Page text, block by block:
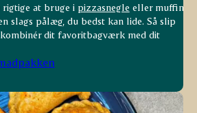
at bruge i pizzasnegle eller muffins.
slags pålæg, du bedst kan lide. Så slip
dit favoritbagværk med dit